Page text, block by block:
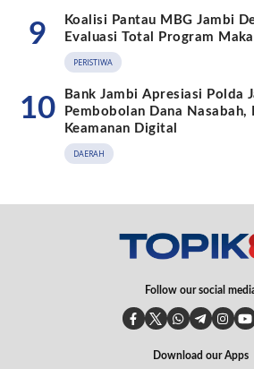
9
Koalisi Pantau MBG Jambi
Evaluasi Total Program
PERISTIWA
10
Bank Jambi Apresiasi Polda
Pembobolan Dana
Keamanan Digital
DAERAH
Follow our social
Download our Apps